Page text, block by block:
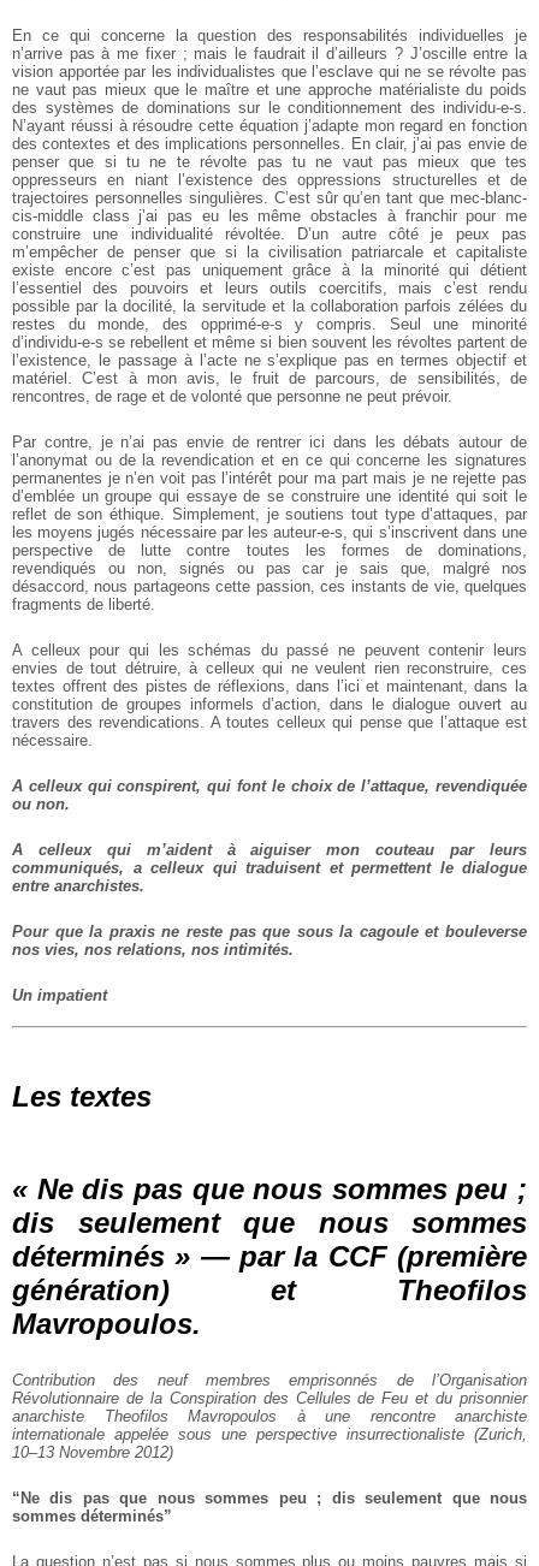
En ce qui concerne la question des responsabilités individuelles je
n’arrive pas à me fixer ; mais le faudrait il d’ailleurs ? J’oscille entre la
vision apportée par les individualistes que l’esclave qui ne se révolte pas
ne vaut pas mieux que le maître etune approche matérialiste du poids
des systèmes de dominations sur leconditionnement des individu-e-s.
N’ayant réussi à résoudre cette équation j’adaptemon regard en fonction
des contextes et des implications personnelles. En clair, j’ai pas envie de
penser que si tu ne te révolte pas tu ne vaut pas mieux que tes
oppresseurs en niant l’existence des oppressions structurelles et de
trajectoires personnelles singulières. C’est sûr qu’en tant que mec-blanc-
cis-middle class j’ai pas eu les même obstacles à franchir pour me
construire une individualité révoltée. D’un autre côté je peux pas
m’empêcher de penser que si la civilisation patriarcale et capitaliste
existe encore c’est pas uniquement grâce à la minorité qui détient
l’essentiel des pouvoirs et leurs outils coercitifs, mais c’est rendu
possible par la docilité, la servitude et lacollaboration parfois zélées du
restes du monde, des opprimé-e-s y compris. Seul une minorité
d’individu-e-s se rebellent et même si bien souvent les révoltes partent de
l’existence, le passage à l’acte ne s’explique pas en termes objectif et
matériel. C’est àmon avis, le fruit de parcours, de sensibilités, de
rencontres, de rage et de volonté que personne ne peut prévoir.
Par contre, je n’ai pas envie de rentrer ici dans les débats autour de
l’anonymat ou de la revendication et en ce qui concerne les signatures
permanentes je n’en voit pas l’intérêt pour ma part mais je ne rejette pas
d’emblée un groupe qui essaye de se construire une identité qui soit le
reflet de son éthique. Simplement, je soutiens touttype d’attaques, par
les moyens jugés nécessaire par les auteur-e-s, qui s’inscriventdans une
perspective de lutte contre toutes les formes de dominations,
revendiqués ounon, signés ou pas car je sais que, malgré nos
désaccord, nous partageons cette passion, ces instants de vie, quelques
fragments de liberté.
A celleux pour qui les schémas du passé ne peuvent contenir leurs
envies de tout détruire, à celleux qui ne veulent rien reconstruire, ces
textes offrent des pistes de réflexions, dans l’ici et maintenant, dans la
constitution de groupes informels d’action,
dans le dialogue ouvert au
travers des revendications. A toutes celleux qui pense que l’attaque est
nécessaire.
A celleux qui conspirent, qui font le choix de l’attaque, revendiquée
ou non.
A celleux qui m’aident à aiguiser mon couteau par leurs
communiqués, a celleux quitraduisent et permettent le dialogue
entre anarchistes.
Pour que la praxis ne reste pas que sous la cagoule et bouleverse
nos vies, nos relations, nos intimités.
Un impatient
Les textes
« Ne dis pas que nous sommes peu ;
dis seulement que nous sommes
déterminés » — par la CCF (première
génération) et Theofilos
Mavropoulos.
Contribution des neuf membres emprisonnés de l’Organisation
Révolutionnaire de la Conspiration des Cellules de Feu et du prisonnier
anarchiste Theofilos Mavropoulos à une rencontre anarchiste
internationale appelée sous une perspective insurrectionaliste (Zurich,
10–13 Novembre 2012)
“Ne dis pas que nous sommes peu ; dis seulement que nous
sommes déterminés”
La question n’est pas si nous sommes plus ou moins pauvres mais si